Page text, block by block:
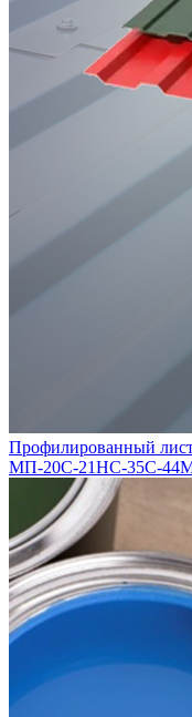
Профилированный
МП-20С-21НС-35С-44